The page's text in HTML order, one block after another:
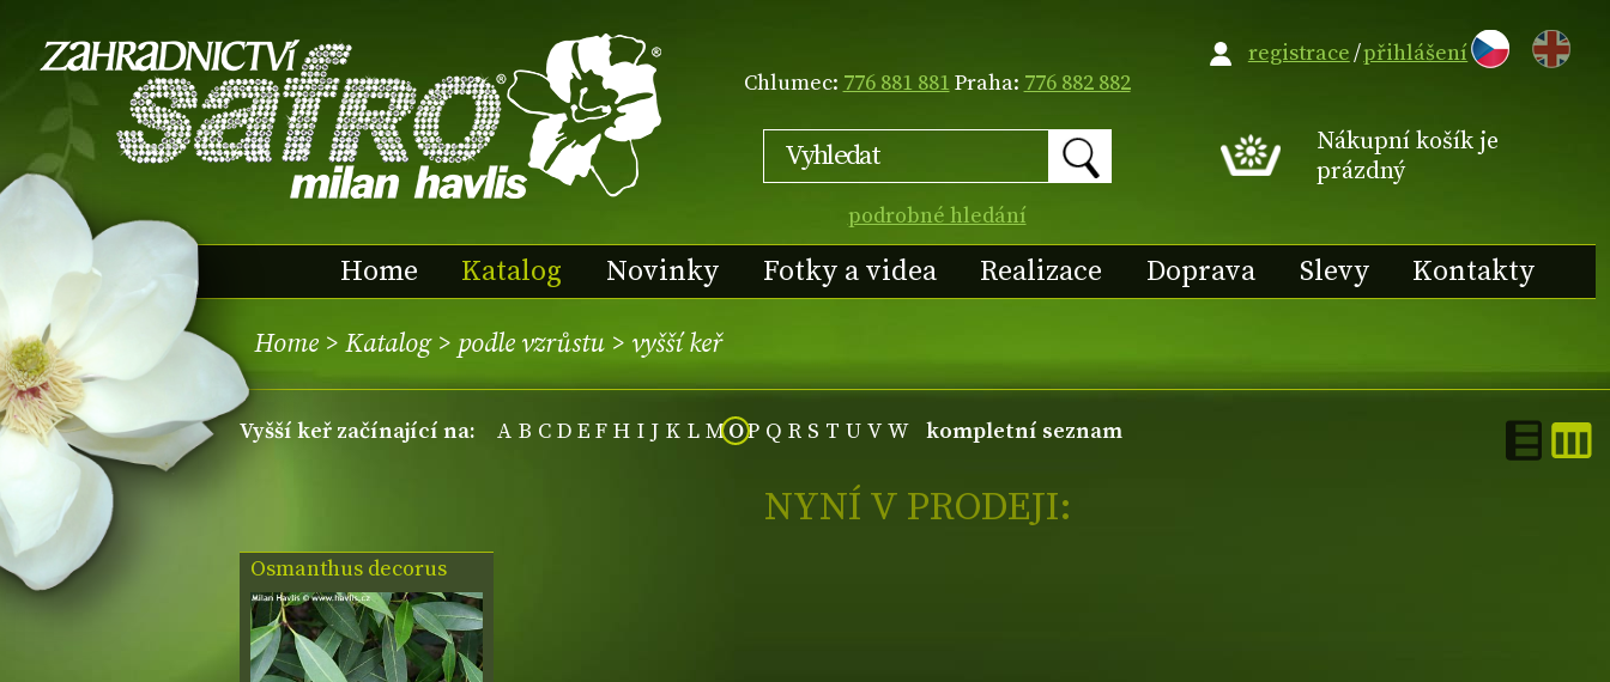
Chlumec: 776 881 881Praha: 776 882 882
podrobné hledání
EN
Nákupní košík je
prázdný
Home Katalog Novinky Fotky a videa Realizace Doprava Slevy Kontakty
registrace/přihlášení
Home > Katalog> podle vzrůstu > vyšší keř
vyšší keř začínající na: A B C D E F H I J K L MOP Q R S T U V W kompletní seznam
NYNÍ V PRODEJI:
Osmanthus decorus